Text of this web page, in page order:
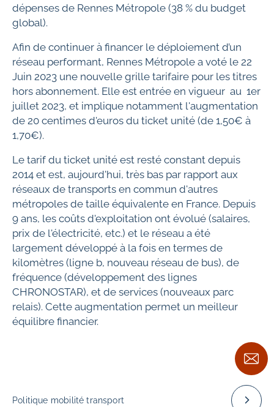
dépenses de Rennes Métropole (38 % du budget
global).
Afin de continuer à financer le déploiement d’un
réseau performant, Rennes Métropole a voté le 22
Juin 2023 une nouvelle grille tarifaire pour les titres
hors abonnement. Elle est entrée en vigueur au 1er
juillet 2023, et implique notamment l'augmentation
de 20 centimes d'euros du ticket unité (de 1,50€ à
1,70€).
Le tarif du ticket unité est resté constant depuis
2014 et est, aujourd'hui, très bas par rapport aux
réseaux de transports en commun d'autres
métropoles de taille équivalente en France. Depuis
9 ans, les coûts d'exploitation ont évolué (salaires,
prix de l'électricité, etc.) et le réseau a été
largement développé à la fois en termes de
kilomètres (ligne b, nouveau réseau de bus), de
fréquence (développement des lignes
CHRONOSTAR), et de services (nouveaux parc
relais). Cette augmentation permet un meilleur
équilibre financier.
Politique mobilité transport